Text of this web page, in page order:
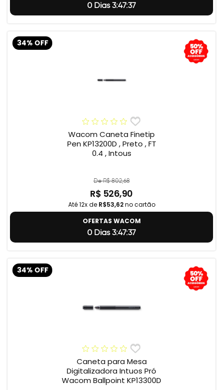
0 Dias 3:47:36
34% OFF
Wacom Caneta Finetip
Pen KP13200D , Preto , FT
0.4 , Intous
De R$ 802,68
R$ 526,90
Até 12x de R$53,62no cartão
OFERTAS WACOM
0 Dias 3:47:36
34% OFF
Caneta para Mesa
Digitalizadora Intuos Pró
Wacom Ballpoint KP13300D